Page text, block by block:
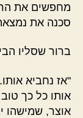
מחפשים את
סכנה את
ברור שסליו
"אז נחביא
אותו כל כך
אוצר, שמישהו